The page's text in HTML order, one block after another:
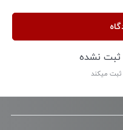
ثبت نشده
ثبت میکند